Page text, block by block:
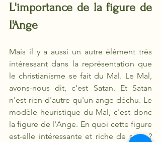
L'importance de la figure de
l'Ange
Mais il y a aussi un autre élément très
intéressant dans la représentation que
le christianisme se fait du Mal. Le Mal,
avons-nous dit, c'est Satan. Et Satan
n'est rien d'autre qu'un ange déchu. Le
modèle heuristique du Mal, c'est donc
la figure de l'Ange. En quoi cette figure
est-elle intéressante et riche de sens ?